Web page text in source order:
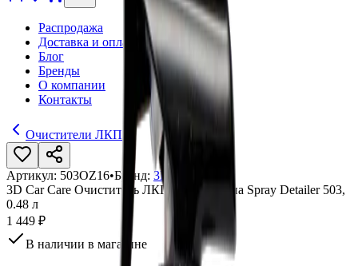
Распродажа
Доставка и оплата
Блог
Бренды
О компании
Контакты
Очистители ЛКП
Артикул: 503OZ16•Бренд: 3D Car Care
3D Car Care Очиститель ЛКП без силикона Spray Detailer 503,
0.48 л
1 449 ₽
В наличии в магазине